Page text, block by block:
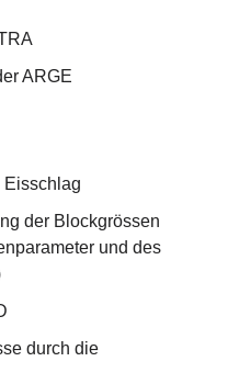
ARGE
Eisschlag
der Blockgrössen
und des
durch die